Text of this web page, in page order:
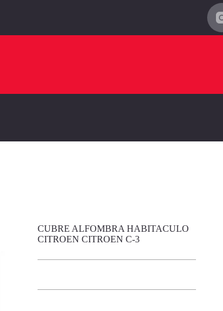
CUBRE ALFOMBRA HABITACULO
CITROEN CITROEN C-3